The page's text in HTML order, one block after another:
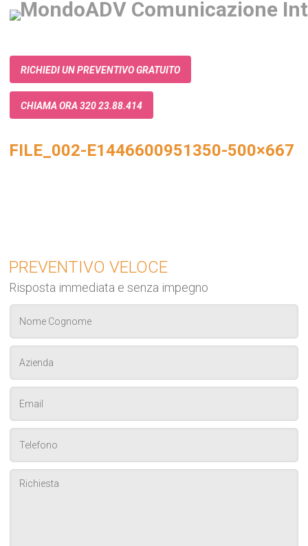
RICHIEDI UN PREVENTIVO GRATUITO
CHIAMA ORA 320 23.88.414
FILE_002-E1446600951350-500×667
PREVENTIVO VELOCE
Risposta immediata e senza impegno